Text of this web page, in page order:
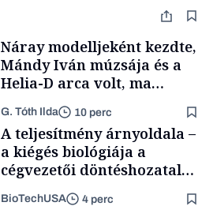
Náray modelljeként kezdte,
Mándy Iván múzsája és a
Helia-D arca volt, ma
Budapest egyik
legizgalmasabb galériáját
vezeti
G. Tóth Ilda 10 perc
A teljesítmény árnyoldala –
a kiégés biológiája a
cégvezetői döntéshozatal
BioTechUSA 4 perc